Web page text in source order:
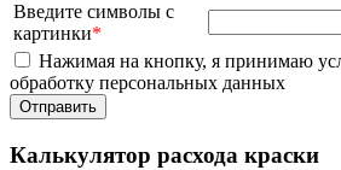
Введите символы с
картинки*
Нажимая на кнопку, я принимаю
обработку персональных данных
Калькулятор расхода краски